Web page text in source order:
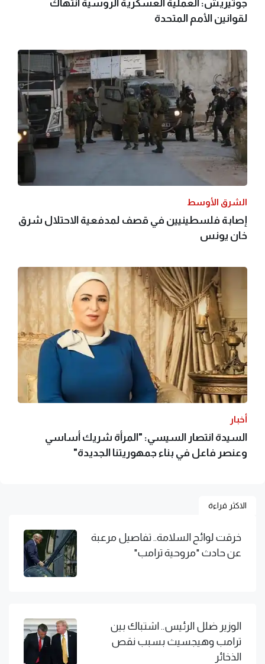
جوتيريش: العملية العسكرية الروسية انتهاك
لقوانين الأمم المتحدة
الشرق الأوسط
إصابة فلسطينيين في قصف لمدفعية الاحتلال شرق
خان يونس
أخبار
السيدة انتصار السيسي: "المرأة شريك أساسي
وعنصر فاعل في بناء جمهوريتنا الجديدة"
الاكثر قراءة
خرقت لوائح السلامة.. تفاصيل مرعبة
عن حادث "مروحية ترامب"
الوزير ضلل الرئيس.. اشتباك بين
ترامب وهيجسيث بسبب نقص
الذخائر